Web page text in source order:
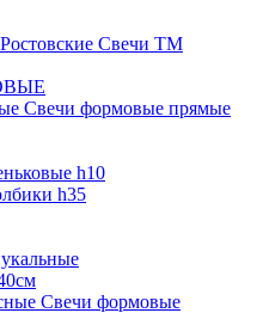
Ростовские Свечи ТМ
Свечи формовые прямые
h10
h35
Свечи формовые